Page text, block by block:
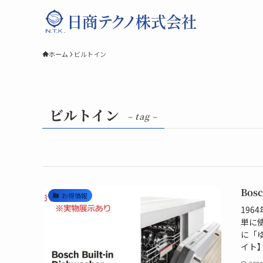
ホーム ビルトイン
ビルトイン – tag –
お得情報
1964
単に
に「
イト